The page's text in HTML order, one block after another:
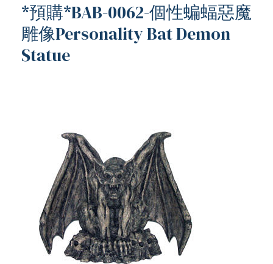
*預購*BAB-0062-個性蝙蝠惡魔
雕像Personality Bat Demon
Statue
含日本